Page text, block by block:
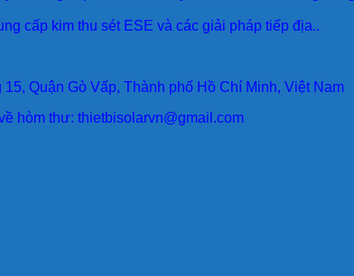
cấp kim thu sét ESE và các giải pháp tiếp địa..
Quận Gò Vấp, Thành phố Hồ Chí Minh, Việt Nam
hòm thư: thietbisolarvn@gmail.com